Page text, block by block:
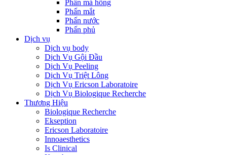
Phấn má hồng
Phấn mắt
Phấn nước
Phấn phủ
Dịch vụ
Dịch vụ body
Dịch Vụ Gội Đầu
Dịch Vụ Peeling
Dịch Vụ Triệt Lông
Dịch Vụ Ericson Laboratoire
Dịch Vụ Biologique Recherche
Thương Hiệu
Biologique Recherche
Ekseption
Ericson Laboratoire
Innoaesthetics
Is Clinical